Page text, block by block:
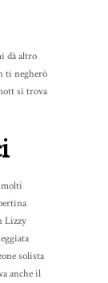
dà altro
ti negherò
si trova
molti
Lizzy
solista
anche il